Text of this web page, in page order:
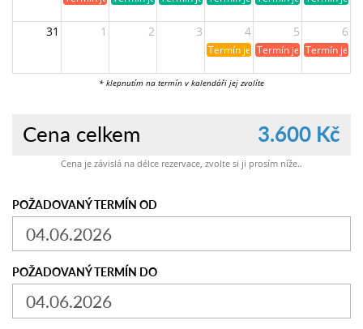
31 1 2 3 4 5 6
Termín je již rezervován
Termín je již obsazen
Termín je již
* klepnutím na termín v kalendáři jej zvolíte
Cena celkem 3.600 Kč
Cena je závislá na délce rezervace, zvolte si ji prosím níže..
POŽADOVANÝ TERMÍN OD
POŽADOVANÝ TERMÍN DO